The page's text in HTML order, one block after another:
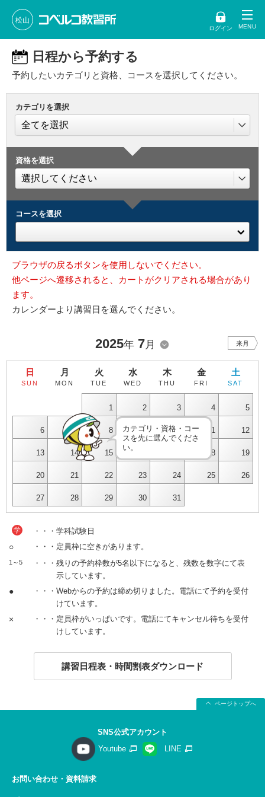
松山
ログイン
日程から予約する
予約したいカテゴリと資格、コースを選択してください。
カテゴリを選択
資格を選択
コースを選択
ブラウザの戻るボタンを使用しないでください。
他ページへ遷移されると、カートがクリアされる場合があり
ます。
カレンダーより講習日を選んでください。
2025年 7月 来月
日
SUN
月
MON
火
TUE
水
WED
木
THU
金
FRI
土
SAT
1 2 3 4 5
6 7 8 9 10 11 12
13 14 15 18 19
20 21 22 23 24 25 26
27 28 29 30 31
カテゴリ・資格・コー
スを先に選んでくださ
い。
学 ・・・学科試験日
○ ・・・定員枠に空きがあります。
1～5
・・・残りの予約枠数が5名以下になると、残数を数字にて表
示しています。
●
・・・Webからの予約は締め切りました。電話にて予約を受付
けています。
×
・・・定員枠がいっぱいです。電話にてキャンセル待ちを受付
けしています。
講習日程表・時間割表ダウンロード
ページトップへ
SNS公式アカウント
Youtube
LINE
お問い合わせ・資料請求